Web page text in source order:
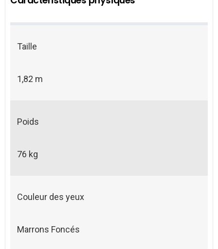
Taille
1,82 m
Poids
76 kg
Couleur des yeux
Marrons Foncés